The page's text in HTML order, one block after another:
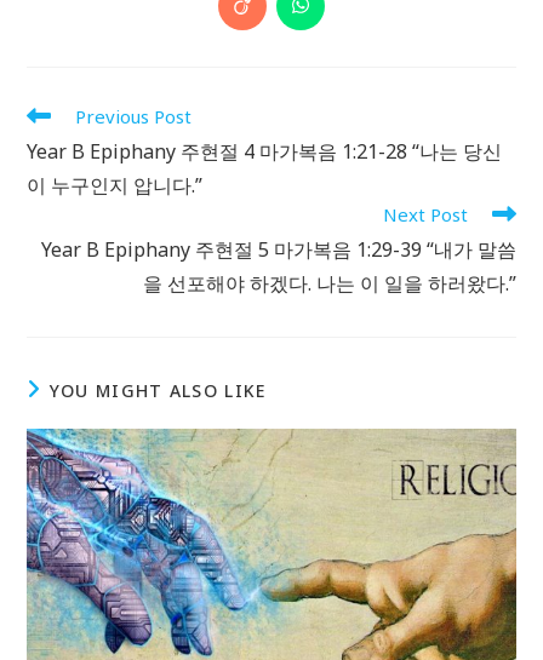
window
new
window
new
window
Opens
in
Opens
in
Read
articles
Previous Post
Year B Epiphany 주현절 4 마가복음 1:21-28 “나는 당신
이 누구인지 압니다.”
Next Post
Year B Epiphany 주현절 5 마가복음 1:29-39 “내가 말씀
을 선포해야 하겠다. 나는 이 일을 하러왔다.”
YOU MIGHT ALSO LIKE